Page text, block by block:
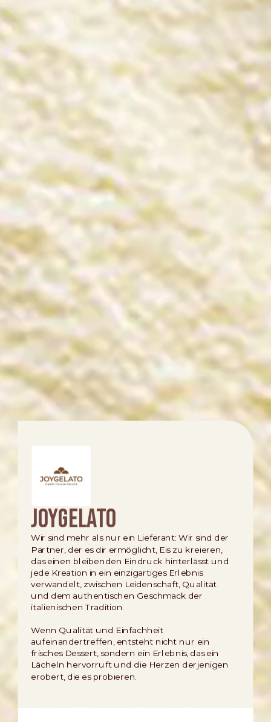
Joygelato
Wir sind mehr als nur ein Lieferant: Wir sind der
Partner, der es dir ermöglicht, Eis zu kreieren,
das einen bleibenden Eindruck hinterlässt und
jede Kreation in ein einzigartiges Erlebnis
verwandelt, zwischen Leidenschaft, Qualität
und dem authentischen Geschmack der
italienischen Tradition.
Wenn Qualität und Einfachheit
aufeinandertreffen, entsteht nicht nur ein
frisches Dessert, sondern ein Erlebnis, das ein
Lächeln hervorruft und die Herzen derjenigen
erobert, die es probieren.